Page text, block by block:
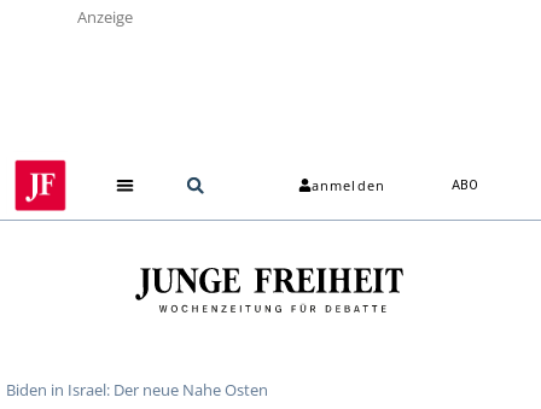
Anzeige
anmelden ABO
Biden in Israel: Der neue Nahe Osten